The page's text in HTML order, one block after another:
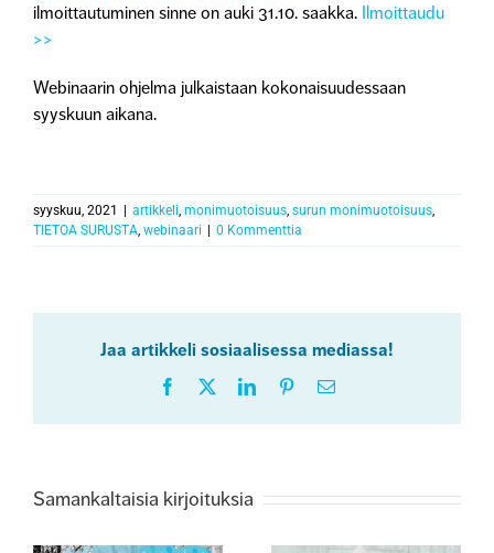
ilmoittautuminen sinne on auki 31.10. saakka. Ilmoittaudu
>>
Webinaarin ohjelma julkaistaan kokonaisuudessaan
syyskuun aikana.
syyskuu, 2021 artikkeli, monimuotoisuus, surun monimuotoisuus,
TIETOA SURUSTA, webinaari 0 Kommenttia
Jaa artikkeli sosiaalisessa mediassa!
Facebook LinkedInPinterestSähköposti
Samankaltaisia kirjoituksia